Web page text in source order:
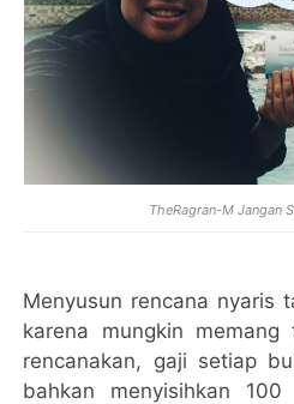
TheRagran-M Jangan
Menyusun rencana nyaris
karena mungkin
rencanakan, gaji setiap
bahkan menyisihkan